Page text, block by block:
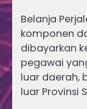
Belanja
komponen
dibayarkan
pegawai
luar daerah,
luar Provinsi